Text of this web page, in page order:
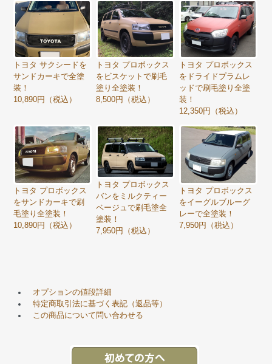
トヨタ サクシードを
サンドカーキで全塗
装！
10,890円（税込）
トヨタ プロボックス
をビスケットで刷毛
塗り全塗装！
8,500円（税込）
トヨタ プロボックス
をドライドプラムレ
ッドで刷毛塗り全塗
装！
12,350円（税込）
トヨタ プロボックス
をサンドカーキで刷
毛塗り全塗装！
10,890円（税込）
トヨタ プロボックス
バンをミルクティー
ベージュで刷毛塗全
塗装！
7,950円（税込）
トヨタ プロボックス
をイーグルブルーグ
レーで全塗装！
7,950円（税込）
オプションの値段詳細
特定商取引法に基づく表記（返品等）
この商品について問い合わせる